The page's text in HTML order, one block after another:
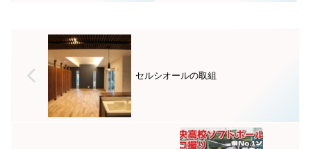
く...
セルシオールの取組